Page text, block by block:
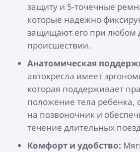
защиту и 5-точечные
которые надежно
защищают его при любом
происшествии.
Анатомическая
автокресла имеет
которая поддерживает
положение тела ребенка,
на позвоночник и
течение длительных
Комфорт и удобство: